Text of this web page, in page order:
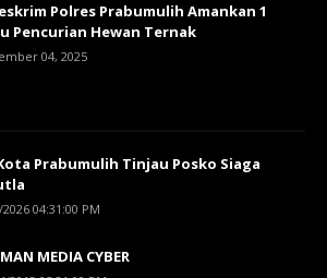
Polres Prabumulih Amankan 1
Pencurian Hewan Ternak
04, 2025
Prabumulih Tinjau Posko Siaga
04:31:00 PM
MEDIA CYBER